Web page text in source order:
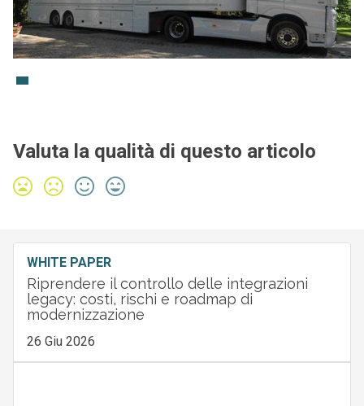
Valuta la qualità di questo articolo
WHITE PAPER
Riprendere il controllo delle integrazioni
legacy: costi, rischi e roadmap di
modernizzazione
26 Giu 2026